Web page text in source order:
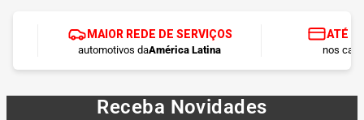
MAIOR REDE DE SERVIÇOS
automotivos daAmérica Latina
ATÉ
nos
Receba Novidades